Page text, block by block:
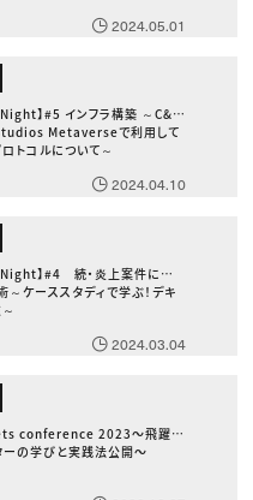
2024.05.01
Night】#5 インフラ構築 ～C&R
Metaverseで利用して
トコルについて～
2024.04.10
Night】#4 続・炎上案件にお
～ケーススタディで学ぶ！デキ
2024.03.04
conference 2023〜飛躍す
ーの学びと実践法公開〜